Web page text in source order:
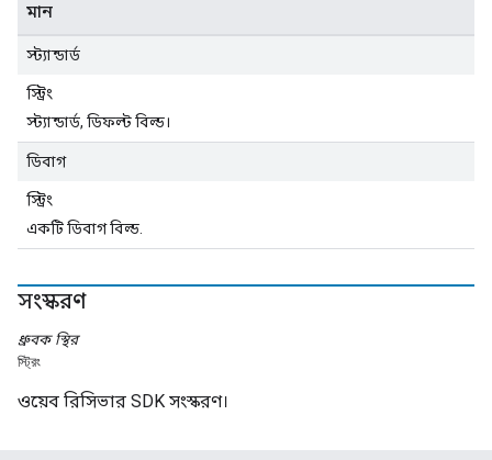
মান
স্ট্যান্ডার্ড
স্ট্রিং
স্ট্যান্ডার্ড, ডিফল্ট বিল্ড।
ডিবাগ
স্ট্রিং
একটি ডিবাগ বিল্ড.
সংস্করণ
ধ্রুবক স্থির
স্ট্রিং
ওয়েব রিসিভার SDK সংস্করণ।